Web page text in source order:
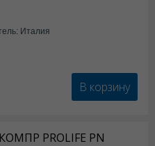
Италия
В корзину
PROLIFE PN